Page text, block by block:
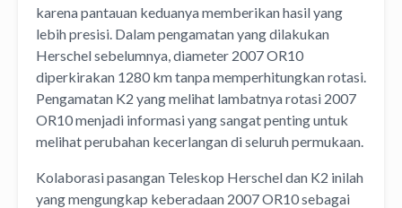
karena pantauan keduanya memberikan hasil yang
lebih presisi. Dalam pengamatan yang dilakukan
Herschel sebelumnya, diameter 2007 OR10
diperkirakan 1280 km tanpa memperhitungkan rotasi.
Pengamatan K2 yang melihat lambatnya rotasi 2007
OR10 menjadi informasi yang sangat penting untuk
melihat perubahan kecerlangan di seluruh permukaan.
Kolaborasi pasangan Teleskop Herschel dan K2 inilah
yang mengungkap keberadaan 2007 OR10 sebagai